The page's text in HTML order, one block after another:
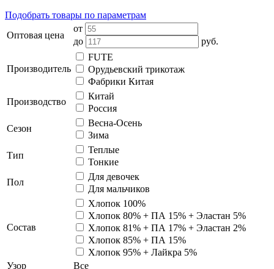
Подобрать товары по параметрам
Оптовая цена
от
до
руб.
Производитель
FUTE
Орудьевский трикотаж
Фабрики Китая
Производство
Китай
Россия
Сезон
Весна-Осень
Зима
Тип
Теплые
Тонкие
Пол
Для девочек
Для мальчиков
Состав
Хлопок 100%
Хлопок 80% + ПА 15% + Эластан 5%
Хлопок 81% + ПА 17% + Эластан 2%
Хлопок 85% + ПА 15%
Хлопок 95% + Лайкра 5%
Узор
Все